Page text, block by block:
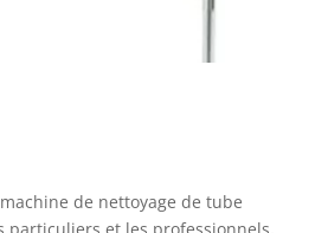
de nettoyage de tube